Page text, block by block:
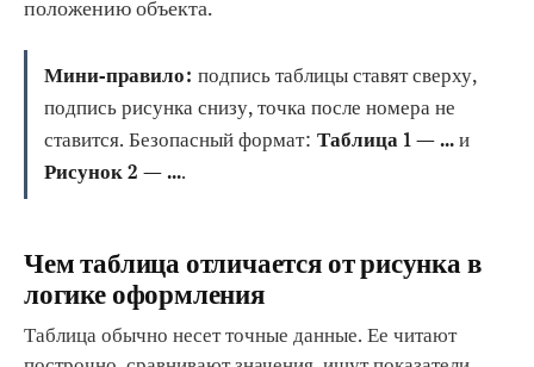
положению объекта.
Мини-правило: подпись таблицы ставят сверху,
подпись рисунка снизу, точка после номера не
ставится. Безопасный формат: Таблица 1 — ...и
Рисунок 2 — ....
Чем таблица отличается от рисунка в
логике оформления
Таблица обычно несет точные данные. Ее читают